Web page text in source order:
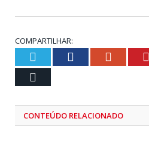
COMPARTILHAR:
Twitter Facebook Google+
CONTEÚDO RELACIONADO